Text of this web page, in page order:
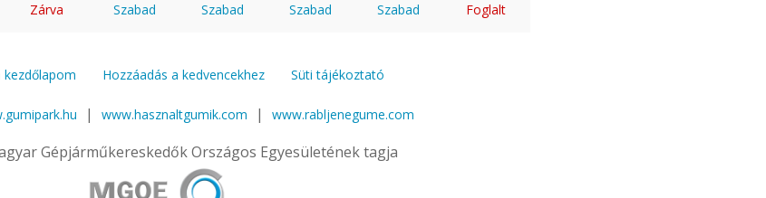
Zárva Szabad Szabad Szabad Szabad Foglalt
kezdőlapom Hozzáadás a kedvencekhez Süti tájékoztató
| www.hasznaltgumik.com | www.rabljenegume.com
Gépjárműkereskedők Országos Egyesületének tagja